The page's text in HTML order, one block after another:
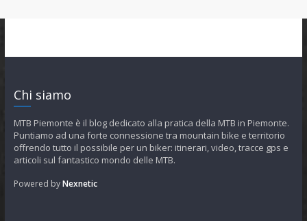
Chi siamo
MTB Piemonte è il blog dedicato alla pratica della MTB in Piemonte.
Puntiamo ad una forte connessione tra mountain bike e territorio
offrendo tutto il possibile per un biker: itinerari, video, tracce gps e
articoli sul fantastico mondo delle MTB.
Powered byNexnetic